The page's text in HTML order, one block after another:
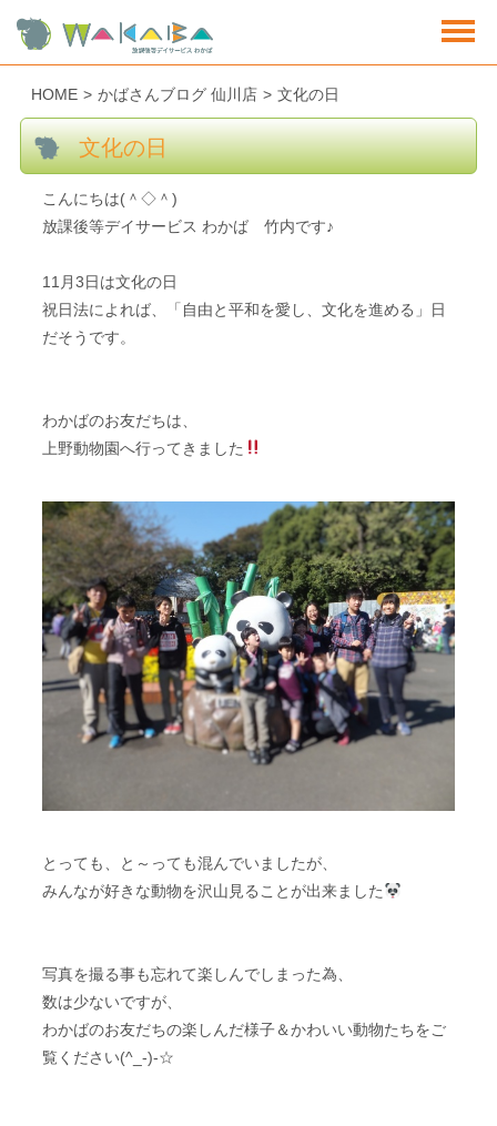
HOME > かばさんブログ 仙川店 > 文化の日
文化の日
こんにちは(＾◇＾)
放課後等デイサービス わかば 竹内です♪
11月3日は文化の日
祝日法によれば、「自由と平和を愛し、文化を進める」日
だそうです。
わかばのお友だちは、
上野動物園へ行ってきました
とっても、と～っても混んでいましたが、
みんなが好きな動物を沢山見ることが出来ました
写真を撮る事も忘れて楽しんでしまった為、
数は少ないですが、
わかばのお友だちの楽しんだ様子＆かわいい動物たちをご
覧ください(^_-)-☆